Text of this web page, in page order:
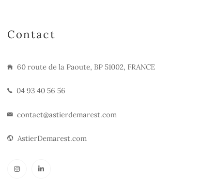
Contact
60 route de la Paoute, BP 51002, FRANCE
04 93 40 56 56
contact@astierdemarest.com
AstierDemarest.com